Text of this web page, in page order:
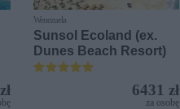
Wenezuela
Sunsol Ecoland (ex.
Dunes Beach Resort)
6431 zł
za osobę